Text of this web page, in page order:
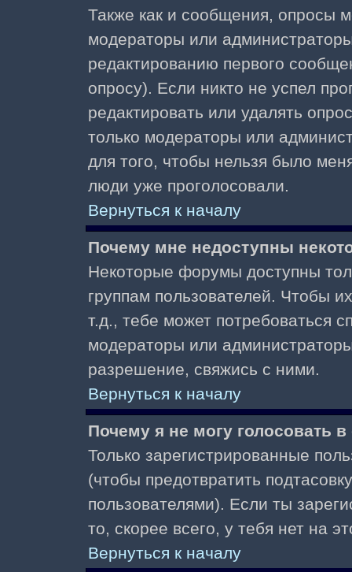
Также как и сообщения, опросы
модераторы или
редактированию первого
опросу). Если никто не успел
редактировать или удалять
только модераторы или
для того, чтобы нельзя было
люди уже проголосовали.
Вернуться к началу
Почему мне недоступны
Некоторые форумы доступны
группам пользователей. Чтобы
т.д., тебе может потребоваться
модераторы или
разрешение, свяжись с ними.
Вернуться к началу
Почему я не могу голосовать
Только зарегистрированные
(чтобы предотвратить
пользователями). Если ты
то, скорее всего, у тебя нет на
Вернуться к началу